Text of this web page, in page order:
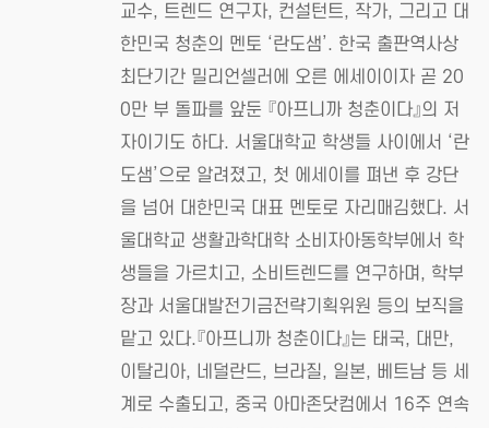
교수, 트렌드 연구자, 컨설턴트, 작가, 그리고 대
한민국 청춘의 멘토 ‘란도샘’. 한국 출판역사상
최단기간 밀리언셀러에 오른 에세이이자 곧 20
0만 부 돌파를 앞둔 『아프니까 청춘이다』의 저
자이기도 하다. 서울대학교 학생들 사이에서 ‘란
도샘’으로 알려졌고, 첫 에세이를 펴낸 후 강단
을 넘어 대한민국 대표 멘토로 자리매김했다. 서
울대학교 생활과학대학 소비자아동학부에서 학
생들을 가르치고, 소비트렌드를 연구하며, 학부
장과 서울대발전기금전략기획위원 등의 보직을
맡고 있다.『아프니까 청춘이다』는 태국, 대만,
이탈리아, 네덜란드, 브라질, 일본, 베트남 등 세
계로 수출되고, 중국 아마존닷컴에서 16주 연속